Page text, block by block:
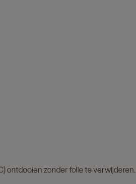
ontdooien zonder folie te verwijderen.